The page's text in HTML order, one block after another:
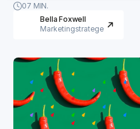
07 MIN.
Bella Foxwell
Marketingstratege